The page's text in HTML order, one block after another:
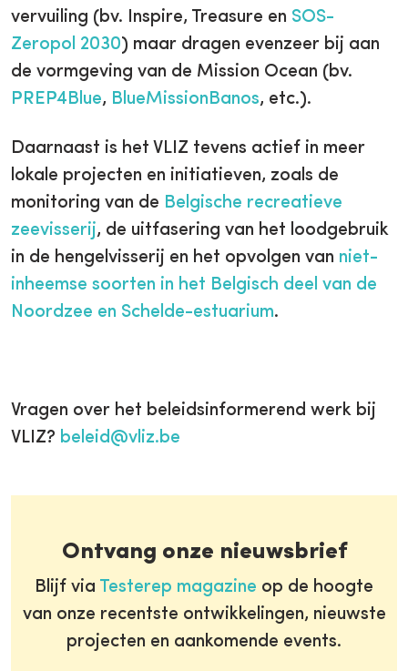
vervuiling (bv. Inspire, Treasure en SOS-
Zeropol 2030) maar dragen evenzeer bij aan
de vormgeving van de Mission Ocean (bv.
PREP4Blue, BlueMissionBanos, etc.).
Daarnaast is het VLIZ tevens actief in meer
lokale projecten en initiatieven, zoals de
monitoring van de Belgische recreatieve
zeevisserij, de uitfasering van het loodgebruik
in de hengelvisserij en het opvolgen van niet-
inheemse soorten in het Belgisch deel van de
Noordzee en Schelde-estuarium.
Vragen over het beleidsinformerend werk bij
VLIZ? beleid@vliz.be
Ontvang onze nieuwsbrief
Blijf via Testerep magazine op de hoogte
van onze recentste ontwikkelingen, nieuwste
projecten en aankomende events.